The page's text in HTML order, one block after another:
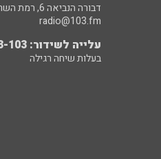
דבורה הנביאה 6, רמת השרון
radio@103.fm
עלייה לשידור: 0552-103-103
בעלות שיחה רגילה